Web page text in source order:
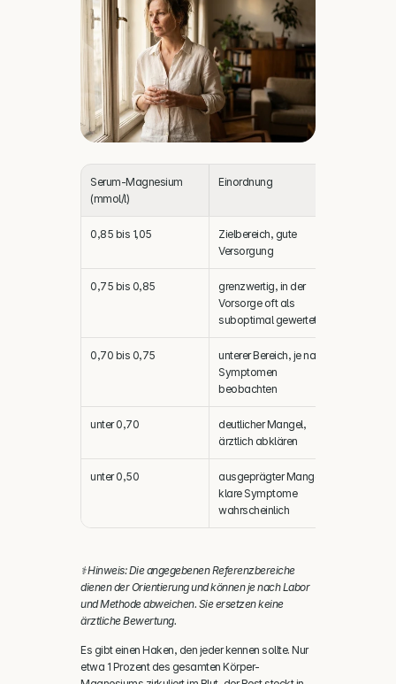
Serum-Magnesium
(mmol/l)
Einordnung
0,85 bis 1,05
Zielbereich, gute
Versorgung
0,75 bis 0,85
grenzwertig, in der
Vorsorge oft als
suboptimal gewertet
0,70 bis 0,75
unterer Bereich, je nach
Symptomen
beobachten
unter 0,70
deutlicher Mangel,
ärztlich abklären
unter 0,50
ausgeprägter Mangel,
klare Symptome
wahrscheinlich
⚕️ Hinweis: Die angegebenen Referenzbereiche
dienen der Orientierung und können je nach Labor
und Methode abweichen. Sie ersetzen keine
ärztliche Bewertung.
Es gibt einen Haken, den jeder kennen sollte. Nur
etwa 1 Prozent des gesamten Körper-